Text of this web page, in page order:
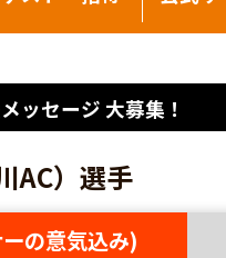
ッセージ 大募集！
AC）選手
の意気込み)